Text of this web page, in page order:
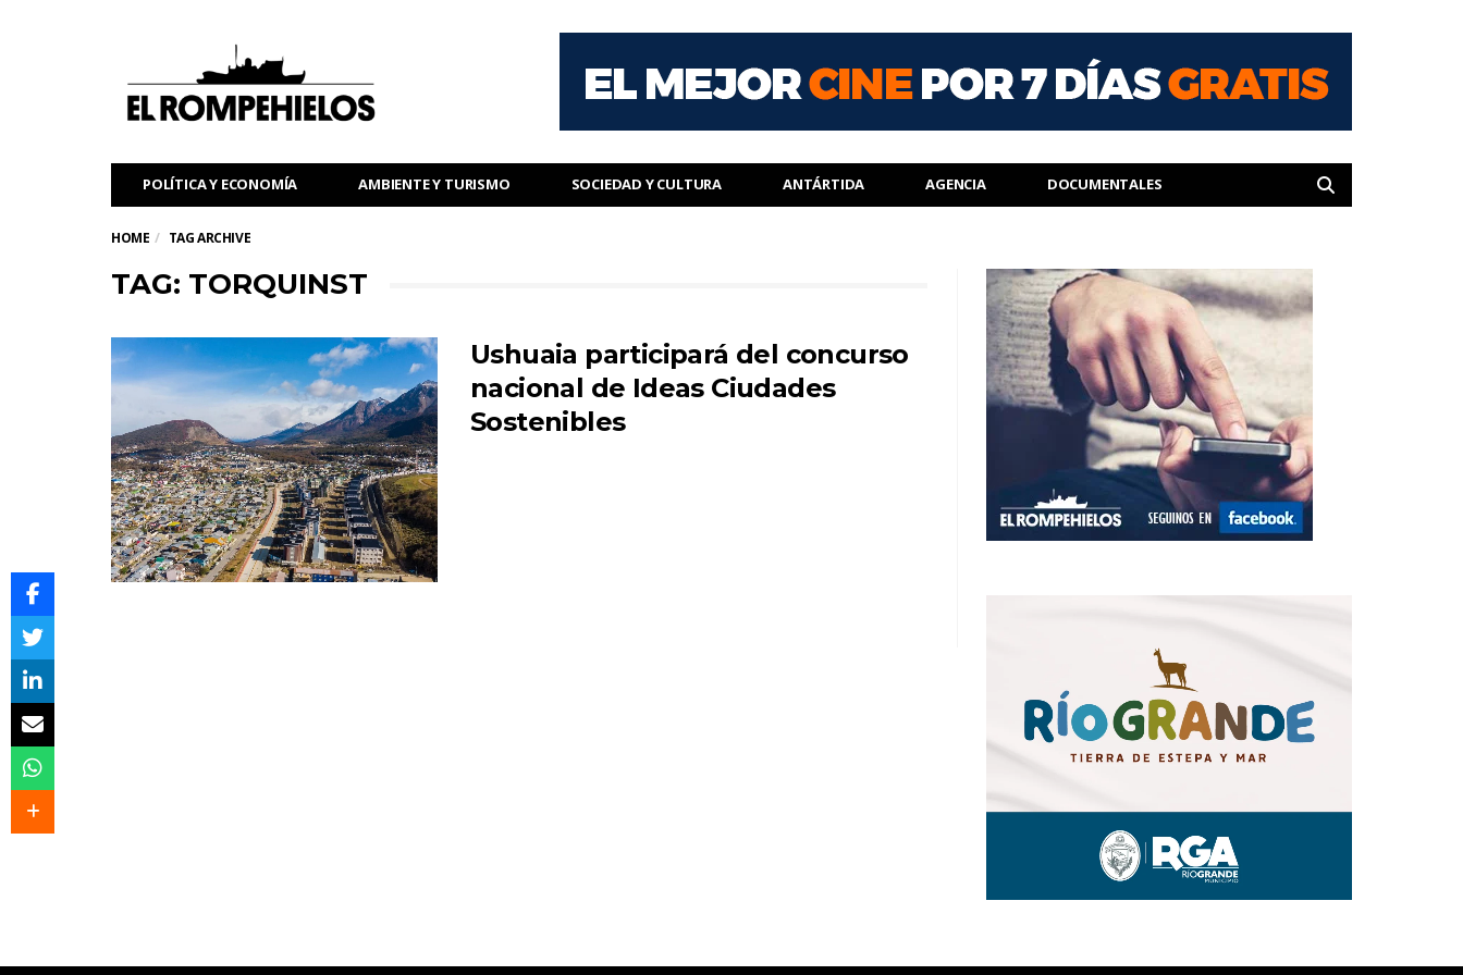
POLÍTICA Y ECONOMÍA AMBIENTE Y TURISMO SOCIEDAD Y CULTURA ANTÁRTIDA AGENCIA DOCUMENTALES
HOME TAG ARCHIVE
TAG: TORQUINST
Ushuaia participará del concurso
nacional de Ideas Ciudades
Sostenibles